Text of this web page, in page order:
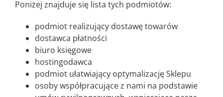
Poniżej znajduje się lista tych podmiotów:
podmiot realizujący dostawę towarów
dostawca płatności
biuro księgowe
hostingodawca
podmiot ułatwiający optymalizację Sklepu
osoby współpracujące z nami na podstawie